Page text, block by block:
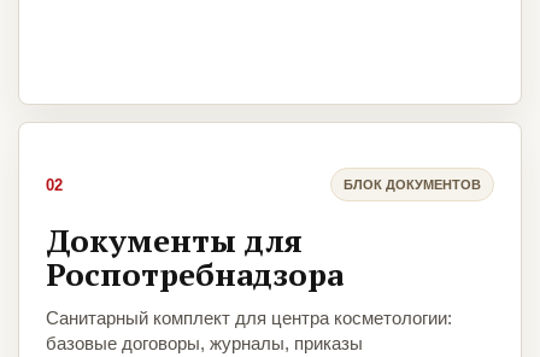
02 БЛОК ДОКУМЕНТОВ
Документы для
Роспотребнадзора
Санитарный комплект для центра косметологии:
базовые договоры, журналы, приказы